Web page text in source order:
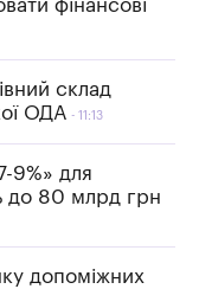
фінансові
склад
ОДА
11:13
9%» для
до 80 млрд грн
допоміжних